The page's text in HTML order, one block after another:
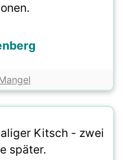
Kitsch - zwei
später.